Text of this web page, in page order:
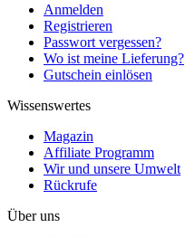
Anmelden
Registrieren
Passwort vergessen?
Wo ist meine Lieferung?
Gutschein einlösen
Wissenswertes
Magazin
Affiliate Programm
Wir und unsere Umwelt
Rückrufe
Über uns